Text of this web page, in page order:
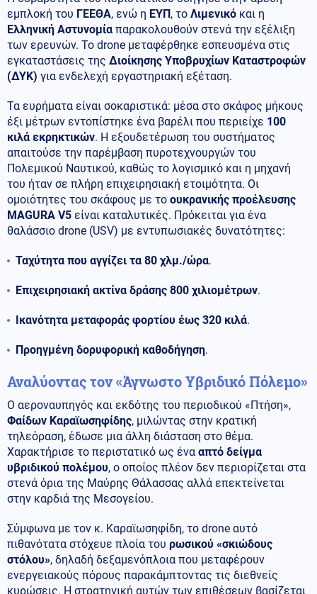
εμπλοκή του ΓΕΕΘΑ, ενώ η ΕΥΠ, το Λιμενικό και η
Ελληνική Αστυνομία παρακολουθούν στενά την εξέλιξη
των ερευνών. Το drone μεταφέρθηκε εσπευσμένα στις
εγκαταστάσεις της Διοίκησης Υποβρυχίων Καταστροφών
(ΔΥΚ) για ενδελεχή εργαστηριακή εξέταση.
Τα ευρήματα είναι σοκαριστικά: μέσα στο σκάφος μήκους
έξι μέτρων εντοπίστηκε ένα βαρέλι που περιείχε 100
κιλά εκρηκτικών. Η εξουδετέρωση του συστήματος
απαιτούσε την παρέμβαση πυροτεχνουργών του
Πολεμικού Ναυτικού, καθώς το λογισμικό και η μηχανή
του ήταν σε πλήρη επιχειρησιακή ετοιμότητα. Οι
ομοιότητες του σκάφους με το ουκρανικής προέλευσης
MAGURA V5 είναι καταλυτικές. Πρόκειται για ένα
θαλάσσιο drone (USV) με εντυπωσιακές δυνατότητες:
Ταχύτητα που αγγίζει τα 80 χλμ./ώρα.
Επιχειρησιακή ακτίνα δράσης 800 χιλιομέτρων.
Ικανότητα μεταφοράς φορτίου έως 320 κιλά.
Προηγμένη δορυφορική καθοδήγηση.
Αναλύοντας τον «Άγνωστο Υβριδικό Πόλεμο»
Ο αεροναυπηγός και εκδότης του περιοδικού «Πτήση»,
Φαίδων Καραϊωσηφίδης, μιλώντας στην κρατική
τηλεόραση, έδωσε μια άλλη διάσταση στο θέμα.
Χαρακτήρισε το περιστατικό ως ένα απτό δείγμα
υβριδικού πολέμου, ο οποίος πλέον δεν περιορίζεται στα
στενά όρια της Μαύρης Θάλασσας αλλά επεκτείνεται
στην καρδιά της Μεσογείου.
Σύμφωνα με τον κ. Καραϊωσηφίδη, το drone αυτό
πιθανότατα στόχευε πλοία του ρωσικού «σκιώδους
στόλου», δηλαδή δεξαμενόπλοια που μεταφέρουν
ενεργειακούς πόρους παρακάμπτοντας τις διεθνείς
κυρώσεις. Η στρατηγική αυτών των επιθέσεων βασίζεται